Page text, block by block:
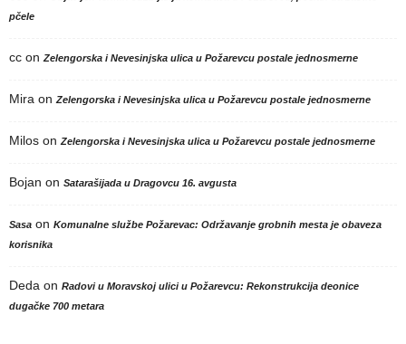
pčele
cc on Zelengorska i Nevesinjska ulica u Požarevcu postale jednosmerne
Mira on Zelengorska i Nevesinjska ulica u Požarevcu postale jednosmerne
Milos on Zelengorska i Nevesinjska ulica u Požarevcu postale jednosmerne
Bojan on Satarašijada u Dragovcu 16. avgusta
Sasa on Komunalne službe Požarevac: Održavanje grobnih mesta je obaveza
korisnika
Deda on Radovi u Moravskoj ulici u Požarevcu: Rekonstrukcija deonice
dugačke 700 metara